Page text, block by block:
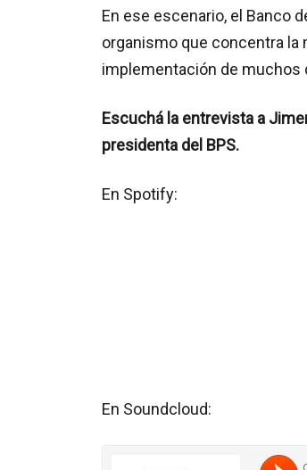
En ese escenario, el Banco
organismo que concentra la
implementación de muchos
Escuchá la entrevista a
presidenta del BPS.
En Spotify:
En Soundcloud: